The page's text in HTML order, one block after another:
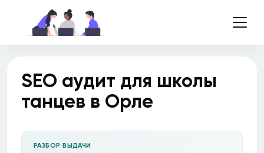
SEO аудит для школы
танцев в Орле
РАЗБОР ВЫДАЧИ